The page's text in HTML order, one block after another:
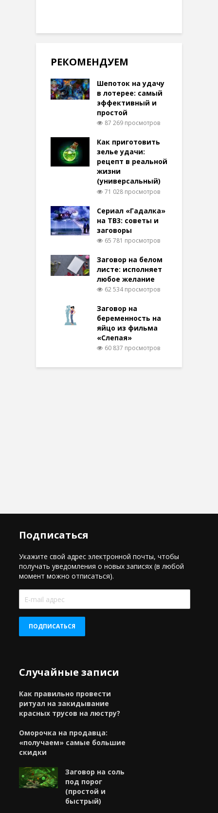
РЕКОМЕНДУЕМ
Шепоток на удачу
в лотерее: самый
эффективный и
простой
87 269 просмотров
Как приготовить
зелье удачи:
рецепт в реальной
жизни
(универсальный)
71 028 просмотров
Сериал «Гадалка»
на ТВ3: советы и
заговоры
65 781 просмотров
Заговор на белом
листе: исполняет
любое желание
62 534 просмотров
Заговор на
беременность на
яйцо из фильма
«Слепая»
60 837 просмотров
Подписаться
Укажите свой адрес электронной почты, чтобы
получать уведомления о новых записях (в любой
момент можно отписаться).
E-
mail
ПОДПИСАТЬСЯ
Случайные записи
Как правильно провести
ритуал на закидывание
красных трусов на люстру?
Оморочка на продавца:
«получаем» самые большие
скидки
Заговор на соль
под порог
(простой и
быстрый)